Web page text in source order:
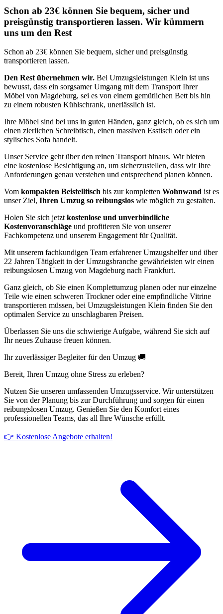
Schon ab 23€ können Sie bequem, sicher und
preisgünstig transportieren lassen. Wir kümmern
uns um den Rest
Schon ab 23€ können Sie bequem, sicher und preisgünstig
transportieren lassen.
Den Rest übernehmen wir. Bei Umzugsleistungen Klein ist uns
bewusst, dass ein sorgsamer Umgang mit dem Transport Ihrer
Möbel von Magdeburg, sei es von einem gemütlichen Bett bis hin
zu einem robusten Kühlschrank, unerlässlich ist.
Ihre Möbel sind bei uns in guten Händen, ganz gleich, ob es sich um
einen zierlichen Schreibtisch, einen massiven Esstisch oder ein
stylisches Sofa handelt.
Unser Service geht über den reinen Transport hinaus. Wir bieten
eine kostenlose Besichtigung an, um sicherzustellen, dass wir Ihre
Anforderungen genau verstehen und entsprechend planen können.
Vom kompakten Beistelltisch bis zur kompletten Wohnwand ist es
unser Ziel, Ihren Umzug so reibungslos wie möglich zu gestalten.
Holen Sie sich jetzt kostenlose und unverbindliche
Kostenvoranschläge und profitieren Sie von unserer
Fachkompetenz und unserem Engagement für Qualität.
Mit unserem fachkundigen Team erfahrener Umzugshelfer und über
22 Jahren Tätigkeit in der Umzugsbranche gewährleisten wir einen
reibungslosen Umzug von Magdeburg nach Frankfurt.
Ganz gleich, ob Sie einen Komplettumzug planen oder nur einzelne
Teile wie einen schweren Trockner oder eine empfindliche Vitrine
transportieren müssen, bei Umzugsleistungen Klein finden Sie den
optimalen Service zu unschlagbaren Preisen.
Überlassen Sie uns die schwierige Aufgabe, während Sie sich auf
Ihr neues Zuhause freuen können.
Ihr zuverlässiger Begleiter für den Umzug 🚚
Bereit, Ihren Umzug ohne Stress zu erleben?
Nutzen Sie unseren umfassenden Umzugsservice. Wir unterstützen
Sie von der Planung bis zur Durchführung und sorgen für einen
reibungslosen Umzug. Genießen Sie den Komfort eines
professionellen Teams, das all Ihre Wünsche erfüllt.
👉 Kostenlose Angebote erhalten!